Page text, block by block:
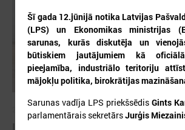
2026. gada 30. jūlijs
Šī gada 12.jūnijā notika Latvijas
(LPS) un Ekonomikas ministrijas
sarunas, kurās diskutēja un
būtiskiem jautājumiem kā
pieejamība, industriālo teritoriju
mājokļu politika, birokrātijas
Sarunas vadīja LPS priekšsēdis Gints
parlamentārais sekretārsJurģis